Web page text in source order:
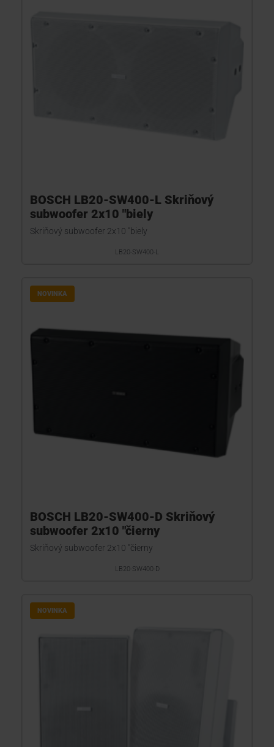
BOSCH LB20-SW400-L Skriňový
subwoofer 2x10 "biely
Skriňový subwoofer 2x10 "biely
LB20-SW400-L
NOVINKA
BOSCH LB20-SW400-D Skriňový
subwoofer 2x10 "čierny
Skriňový subwoofer 2x10 "čierny
LB20-SW400-D
NOVINKA